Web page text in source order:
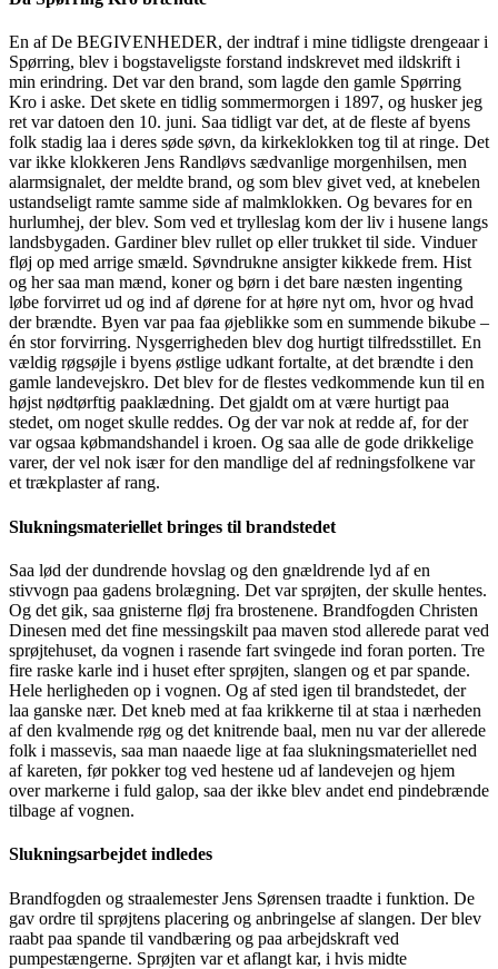
En af De BEGIVENHEDER, der indtraf i mine tidligste drengeaar i
Spørring, blev i bogstaveligste forstand indskrevet med ildskrift i
min erindring. Det var den brand, som lagde den gamle Spørring
Kro i aske. Det skete en tidlig sommermorgen i 1897, og husker jeg
ret var datoen den 10. juni. Saa tidligt var det, at de fleste af byens
folk stadig laa i deres søde søvn, da kirkeklokken tog til at ringe. Det
var ikke klokkeren Jens Randløvs sædvanlige morgenhilsen, men
alarmsignalet, der meldte brand, og som blev givet ved, at knebelen
ustandseligt ramte samme side af malmklokken. Og bevares for en
hurlumhej, der blev. Som ved et trylleslag kom der liv i husene langs
landsbygaden. Gardiner blev rullet op eller trukket til side. Vinduer
fløj op med arrige smæld. Søvndrukne ansigter kikkede frem. Hist
og her saa man mænd, koner og børn i det bare næsten ingenting
løbe forvirret ud og ind af dørene for at høre nyt om, hvor og hvad
der brændte. Byen var paa faa øjeblikke som en summende bikube –
én stor forvirring. Nysgerrigheden blev dog hurtigt tilfredsstillet. En
vældig røgsøjle i byens østlige udkant fortalte, at det brændte i den
gamle landevejskro. Det blev for de flestes vedkommende kun til en
højst nødtørftig paaklædning. Det gjaldt om at være hurtigt paa
stedet, om noget skulle reddes. Og der var nok at redde af, for der
var ogsaa købmandshandel i kroen. Og saa alle de gode drikkelige
varer, der vel nok især for den mandlige del af redningsfolkene var
et trækplaster af rang.
Slukningsmateriellet bringes til brandstedet
Saa lød der dundrende hovslag og den gnældrende lyd af en
stivvogn paa gadens brolægning. Det var sprøjten, der skulle hentes.
Og det gik, saa gnisterne fløj fra brostenene. Brandfogden Christen
Dinesen med det fine messingskilt paa maven stod allerede parat ved
sprøjtehuset, da vognen i rasende fart svingede ind foran porten. Tre
fire raske karle ind i huset efter sprøjten, slangen og et par spande.
Hele herligheden op i vognen. Og af sted igen til brandstedet, der
laa ganske nær. Det kneb med at faa krikkerne til at staa i nærheden
af den kvalmende røg og det knitrende baal, men nu var der allerede
folk i massevis, saa man naaede lige at faa slukningsmateriellet ned
af kareten, før pokker tog ved hestene ud af landevejen og hjem
over markerne i fuld galop, saa der ikke blev andet end pindebrænde
tilbage af vognen.
Slukningsarbejdet indledes
Brandfogden og straalemester Jens Sørensen traadte i funktion. De
gav ordre til sprøjtens placering og anbringelse af slangen. Der blev
raabt paa spande til vandbæring og paa arbejdskraft ved
pumpestængerne. Sprøjten var et aflangt kar, i hvis midte